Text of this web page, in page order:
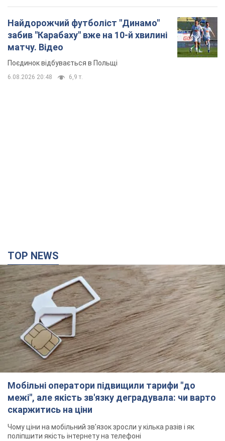
Найдорожчий футболіст "Динамо"
забив "Карабаху" вже на 10-й хвилині
матчу. Відео
Поєдинок відбувається в Польщі
6.08.2026 20:48 6,9 т.
TOP NEWS
Мобільні оператори підвищили тарифи "до
межі", але якість зв'язку деградувала: чи варто
скаржитись на ціни
Чому ціни на мобільний зв'язок зросли у кілька разів і як
поліпшити якість інтернету на телефоні